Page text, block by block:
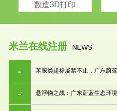
数造3D打印
米兰在线注册 NEWS
苯胺类超标屡禁不止，广东蔚
悬浮物之战：广东蔚蓝生态环